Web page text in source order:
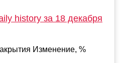
history за 18 декабря
Изменение, %